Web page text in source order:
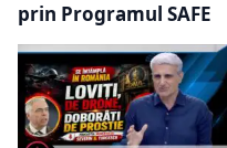
prin Programul SAFE